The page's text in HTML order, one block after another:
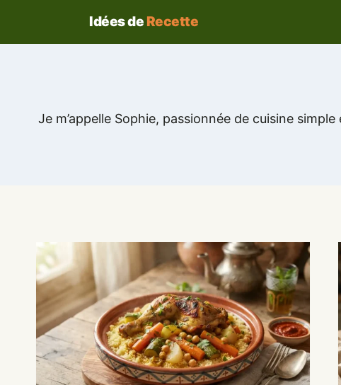
contenu
Idées de Recette
Je m’appelle Sophie, passionnée de cuisine